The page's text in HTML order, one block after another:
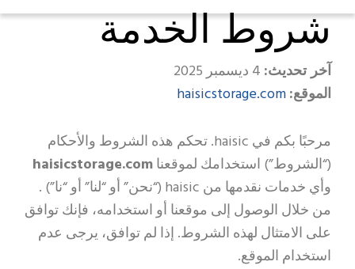
DE
TR
PL
NL
UR
PT
شروط الخدمة
آخر تحديث:
الموقع:haisicstorage.com
مرحبًا بكم في haisic. تحكم هذه الشروط والأحكام
(“الشروط”) استخدامك لموقعناhaisicstorage.com
وأي خدمات نقدمها من haisic (“نحن” أو “لنا” أو “نا”) .
من خلال الوصول إلى موقعنا أو استخدامه، فإنك توافق
على الامتثال لهذه الشروط. إذا لم توافق، يرجى عدم
استخدام الموقع.